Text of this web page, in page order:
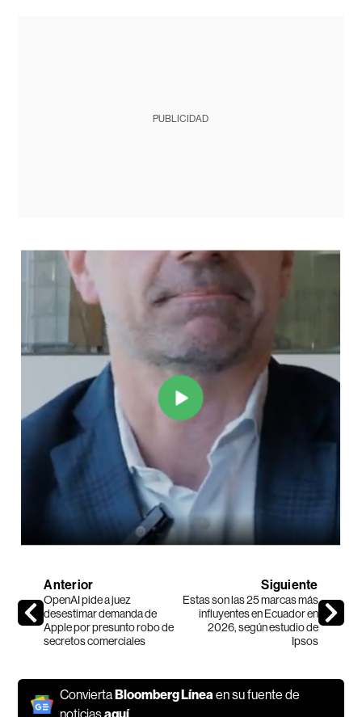
PUBLICIDAD
Anterior
OpenAI pide a juez
desestimar demanda de
Apple por presunto robo de
secretos comerciales
Siguiente
Estas son las 25 marcas más
influyentes en Ecuador en
2026, según estudio de
Ipsos
ConviertaBloomberg Línea en su fuente de
noticiasaquí